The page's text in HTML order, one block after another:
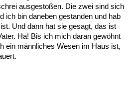
Frauen, Mütter, Kinder
Versorgung
Heimkehrer
ausgestoßen. Die zwei sind sich
ich bin daneben gestanden und hab
Und dann hat sie gesagt, das ist
Ha! Bis ich mich daran gewöhnt
ein männliches Wesen im Haus ist,